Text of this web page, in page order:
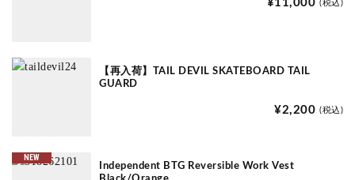
¥11,000 (税込)
【再入荷】TAIL DEVIL SKATEBOARD TAIL
GUARD
¥2,200 (税込)
NEW
Independent BTG Reversible Work Vest